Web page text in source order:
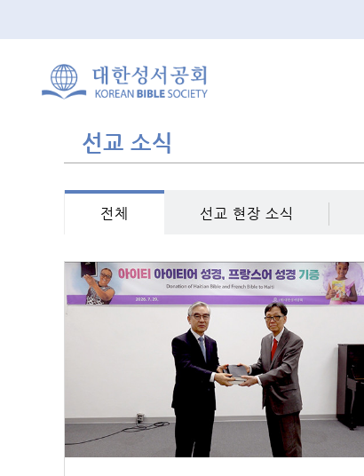
선교 소식
전체 선교 현장 소식